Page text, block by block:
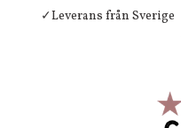
✓Leverans från Sverige